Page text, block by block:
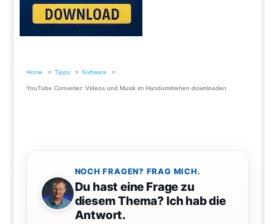
Home Tipps Software
YouTube Converter: Videos und Musik im Handumdrehen downloaden
NOCH FRAGEN? FRAG MICH.
Du hast eine Frage zu
diesem Thema? Ich hab die
Antwort.